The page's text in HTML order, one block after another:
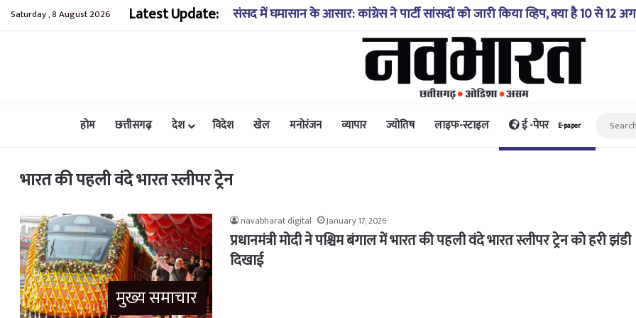
Saturday , 8 August 2026 Latest Update: कुंडाधार के समीप खाई में गिरी कार, रेसक्यू टीम ने पांच शव निकाले, घायल बच्चे को
होम छत्तीसगढ़ देश विदेश खेल मनोरंजन व्यापार ज्योतिष लाइफ-स्टाइल ई -पेपर E-paper
भारत की पहली वंदे भारत स्लीपर ट्रेन
मुख्य समाचार
navabharat digital January 17, 2026
प्रधानमंत्री मोदी ने पश्चिम बंगाल में भारत की पहली वंदे भारत स्लीपर ट्रेन को हरी झंडी
दिखाई